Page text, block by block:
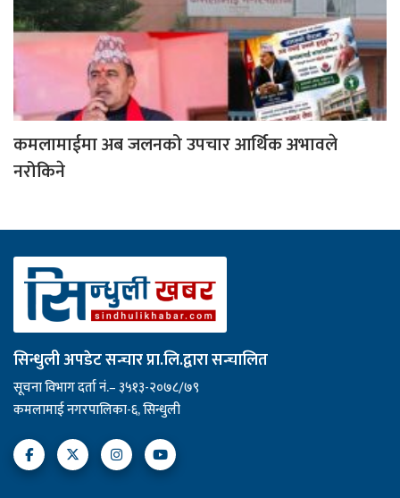
कमलामाईमा अब जलनको उपचार आर्थिक अभावले
नरोकिने
सिन्धुली अपडेट सन्चार प्रा.लि.द्वारा सन्चालित
सूचना विभाग दर्ता नं.– ३५१३-२०७८/७९
कमलामाई नगरपालिका-६, सिन्धुली